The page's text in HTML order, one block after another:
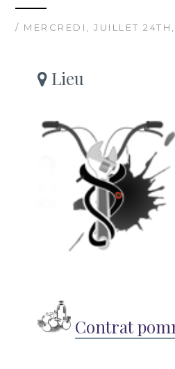
/ MERCREDI, JUILLET
Lieu
Contrat